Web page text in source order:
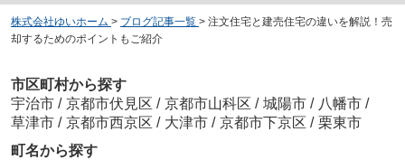
株式会社ゆいホーム > ブログ記事一覧 > 注文住宅と建売住宅の違いを解説！売
却するためのポイントもご紹介
市区町村から探す
宇治市 / 京都市伏見区 / 京都市山科区 / 城陽市 / 八幡市 /
草津市 / 京都市西京区 / 大津市 / 京都市下京区 / 栗東市
町名から探す